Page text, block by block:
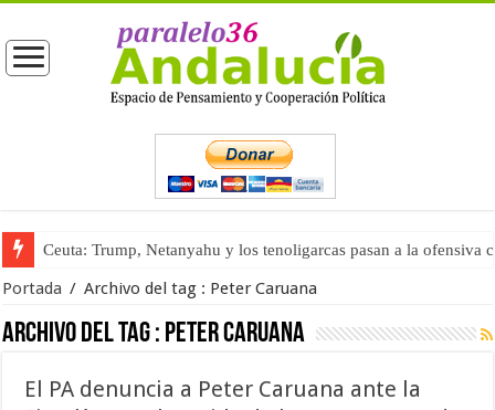
Ceuta: Trump, Netanyahu y los tenoligarcas pasan a la ofensiva
Portada / Archivo del tag : Peter Caruana
Archivo del tag : Peter Caruana
El PA denuncia a Peter Caruana ante la